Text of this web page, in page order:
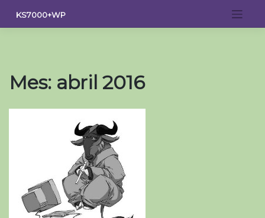
contenido
KS7000+WP
Mes: abril 2016